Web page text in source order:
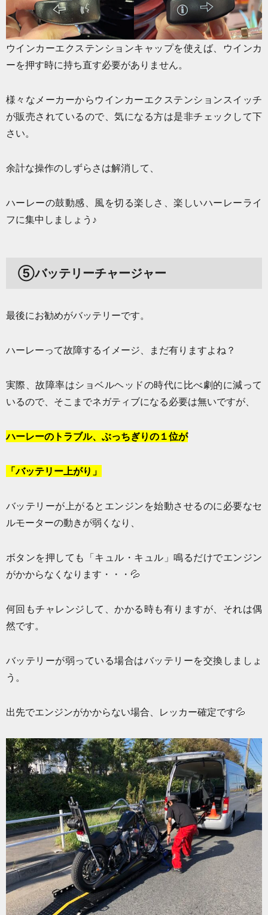
ウインカーエクステンションキャップを使えば、ウインカ
ーを押す時に持ち直す必要がありません。
様々なメーカーからウインカーエクステンションスイッチ
が販売されているので、気になる方は是非チェックして下
さい。
余計な操作のしずらさは解消して、
ハーレーの鼓動感、風を切る楽しさ、楽しいハーレーライ
フに集中しましょう♪
⑤バッテリーチャージャー
最後にお勧めがバッテリーです。
ハーレーって故障するイメージ、まだ有りますよね？
実際、故障率はショベルヘッドの時代に比べ劇的に減って
いるので、そこまでネガティブになる必要は無いですが、
ハーレーのトラブル、ぶっちぎりの１位が
「バッテリー上がり」
バッテリーが上がるとエンジンを始動させるのに必要なセ
ルモーターの動きが弱くなり、
ボタンを押しても「キュル・キュル」鳴るだけでエンジン
がかからなくなります・・・💦
何回もチャレンジして、かかる時も有りますが、それは偶
然です。
バッテリーが弱っている場合はバッテリーを交換しましょ
う。
出先でエンジンがかからない場合、レッカー確定です💦